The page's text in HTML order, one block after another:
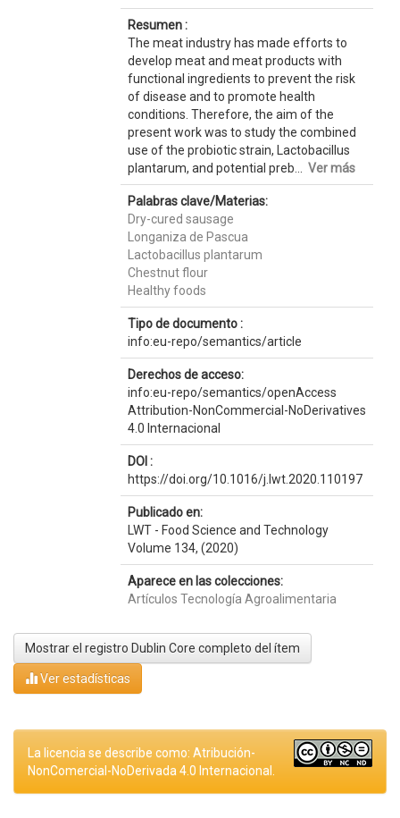
Resumen :
The meat industry has made efforts to
develop meat and meat products with
functional ingredients to prevent the risk
of disease and to promote health
conditions. Therefore, the aim of the
present work was to study the combined
use of the probiotic strain, Lactobacillus
plantarum, and potential preb... Ver más
Palabras clave/Materias:
Dry-cured sausage
Longaniza de Pascua
Lactobacillus plantarum
Chestnut flour
Healthy foods
Tipo de documento :
info:eu-repo/semantics/article
Derechos de acceso:
info:eu-repo/semantics/openAccess
Attribution-NonCommercial-NoDerivatives
4.0 Internacional
DOI :
https://doi.org/10.1016/j.lwt.2020.110197
Publicado en:
LWT - Food Science and Technology
Volume 134, (2020)
Aparece en las colecciones:
Artículos Tecnología Agroalimentaria
Mostrar el registro Dublin Core completo del ítem
Ver estadísticas
La licencia se describe como: Atribución-
NonComercial-NoDerivada 4.0 Internacional.